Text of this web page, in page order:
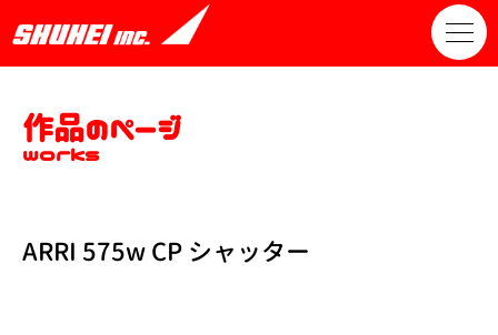
作品のページ
works
ARRI 575w CP シャッター